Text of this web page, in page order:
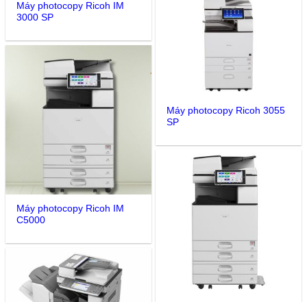
Máy photocopy Ricoh IM
3000 SP
Máy photocopy Ricoh 3055
SP
Máy photocopy Ricoh IM
C5000